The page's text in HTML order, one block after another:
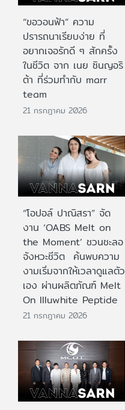
“ขอวอนฟ้า” ความ
ปรารถนาเรียบง่าย ที่
อยากเจอรักดี ๆ สักครั้ง
ในชีวิต จาก เนย ซินญอริ
ต้า ที่ร่วมทำกับ marr
team
21 กรกฎาคม 2026
“โอปอล์ ปาณิสรา” จัด
งาน ‘OABS Melt on
the Moment’ ชวนชะลอ
จังหวะชีวิต ค้นพบความ
งามเริ่มจากให้เวลาดูแลตัว
เอง ผ่านผลิตภัณฑ์ Melt
On Illuwhite Peptide
21 กรกฎาคม 2026